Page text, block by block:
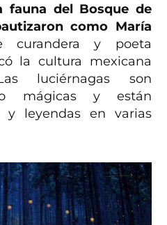
fauna del Bosque de
como María
curandera y poeta
la cultura mexicana
luciérnagas son
mágicas y están
y leyendas en varias